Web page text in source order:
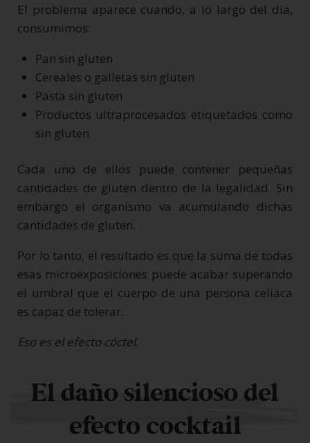
El problema aparece cuando, a lo largo del día,
consumimos:
Pan sin gluten
Cereales o galletas sin gluten
Pasta sin gluten
Productos ultraprocesados etiquetados como
sin gluten
Cada uno de ellos puede contener pequeñas
cantidades de gluten dentro de la legalidad. Sin
embargo el organismo va acumulando dichas
cantidades de gluten.
Por lo tanto, el resultado es que la suma de todas
esas microexposiciones puede acabar superando
el umbral que el cuerpo de una persona celíaca
es capaz de tolerar.
Eso es el efecto cóctel.
El daño silencioso del
efecto cocktail